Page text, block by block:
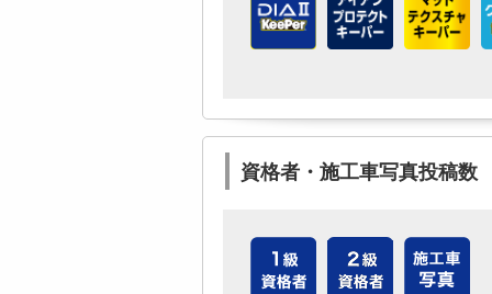
資格者・施工車写真投稿数